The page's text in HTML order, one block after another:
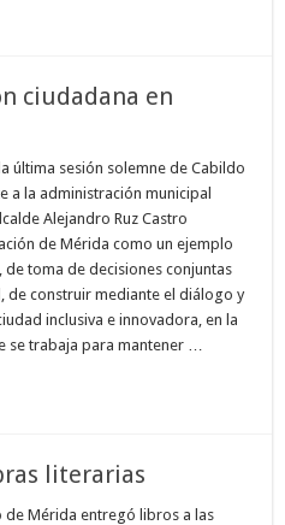
ciudadana en
última sesión solemne de Cabildo
a la administración municipal
Alejandro Ruz Castro
de Mérida como un ejemplo
de toma de decisiones conjuntas
de construir mediante el diálogo y
inclusiva e innovadora, en la
se trabaja para mantener …
literarias
de Mérida entregó libros a las